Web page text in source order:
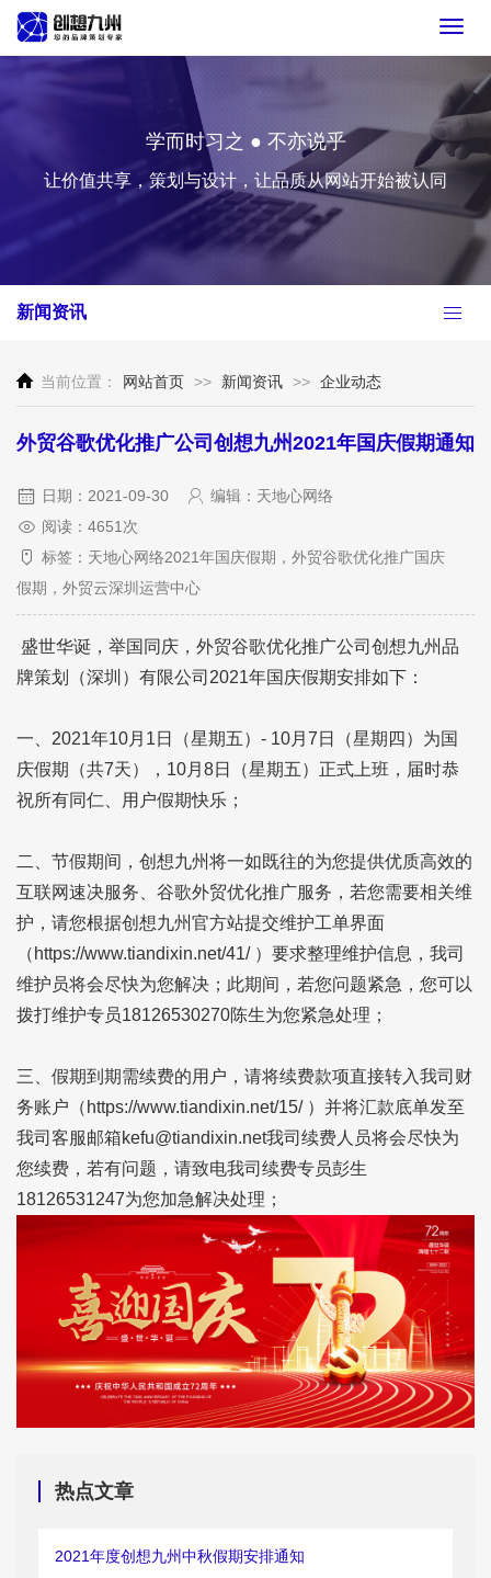
学而时习之 ● 不亦说乎
让价值共享，策划与设计，让品质从网站开始被认同
新闻资讯
当前位置： 网站首页 >> 新闻资讯 >> 企业动态
外贸谷歌优化推广公司创想九州2021年国庆假期通知
日期：2021-09-30
编辑：天地心网络
阅读：4651次
标签：天地心网络2021年国庆假期，外贸谷歌优化推广国庆
假期，外贸云深圳运营中心
盛世华诞，举国同庆， 外贸谷歌优化推广公司创想九州品
牌策划（深圳）有限公司2021年国庆假期安排如下：
一、2021年10月1日（星期五）- 10月7日（星期四）为国
庆假期（共7天），10月8日（星期五）正式上班，届时恭
祝所有同仁、用户假期快乐；
二、节假期间，创想九州将一如既往的为您提供优质高效的
互联网速决服务、谷歌外贸优化推广服务，若您需要相关维
护，请您根据创想九州官方站提交维护工单界面
（https://www.tiandixin.net/41/ ）要求整理维护信息，我司
维护员将会尽快为您解决；此期间，若您问题紧急，您可以
拨打维护专员18126530270陈生为您紧急处理；
三、假期到期需续费的用户，请将续费款项直接转入我司财
务账户（https://www.tiandixin.net/15/ ）并将汇款底单发至
我司客服邮箱kefu@tiandixin.net我司续费人员将会尽快为
您续费，若有问题，请致电我司续费专员彭生
18126531247为您加急解决处理；
热点文章
2021年度创想九州中秋假期安排通知